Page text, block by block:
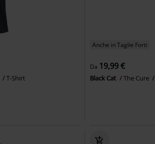
T-Shirt
Anche in Taglie Forti
Da 19,99 €
Black Cat The Cure